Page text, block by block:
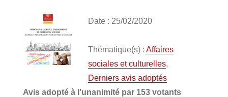
Date : 25/02/2020
Thématique(s) : Affaires
sociales et culturelles,
Derniers avis adoptés
Avis adopté à l’unanimité par 153 votants